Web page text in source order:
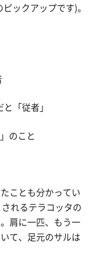
ックアップです)。
「従者」
のこと
ことも分かってい
れるテラコッタの
肩に一匹、もう一
て、足元のサルは